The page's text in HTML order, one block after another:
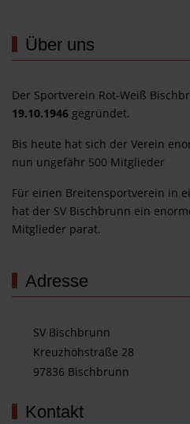
Über uns
Der Sportverein Rot-Weiß
19.10.1946 gegründet.
Bis heute hat sich der Verein
nun ungefähr 500 Mitglieder
Für einen Breitensportverein in
hat der SV Bischbrunn ein
Mitglieder parat.
Adresse
SV Bischbrunn
Kreuzhöhstraße 28
97836 Bischbrunn
Kontakt